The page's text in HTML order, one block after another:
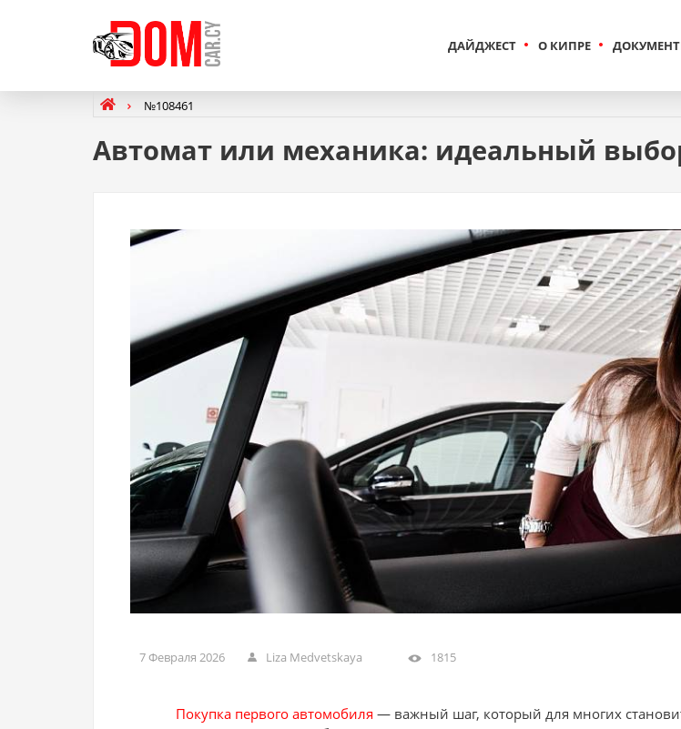
ДАЙДЖЕСТ О КИПРЕ
№108461
Автомат или механика: идеальный
7 Февраля 2026 Liza Medvetskaya 1815
Покупка первого автомобиля — важный шаг, который для многих